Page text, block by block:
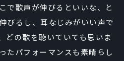
で歌声が伸びるといいな、と
びるし、耳なじみがいい声で
どの歌を聴いていても思いま
たパフォーマンスも素晴らし